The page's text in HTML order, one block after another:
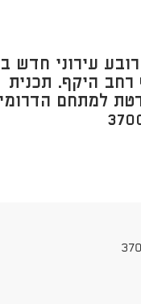
תא/3700 תוכנן רובע
רחב היקף. תכנית
מפורטת למתחם